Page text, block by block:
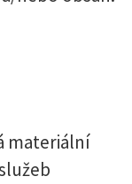
materiální